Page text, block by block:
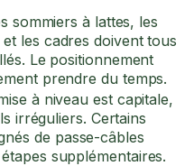
sommiers à lattes, les
les cadres doivent tous
Le positionnement
prendre du temps.
à niveau est capitale,
irréguliers. Certains
de passe-câbles
supplémentaires.